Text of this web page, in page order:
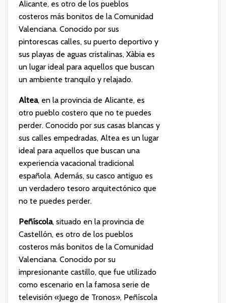
Alicante, es otro de los pueblos
costeros más bonitos de la Comunidad
Valenciana. Conocido por sus
pintorescas calles, su puerto deportivo y
sus playas de aguas cristalinas, Xàbia es
un lugar ideal para aquellos que buscan
un ambiente tranquilo y relajado.
Altea, en la provincia de Alicante, es
otro pueblo costero que no te puedes
perder. Conocido por sus casas blancas y
sus calles empedradas, Altea es un lugar
ideal para aquellos que buscan una
experiencia vacacional tradicional
española. Además, su casco antiguo es
un verdadero tesoro arquitectónico que
no te puedes perder.
Peñíscola, situado en la provincia de
Castellón, es otro de los pueblos
costeros más bonitos de la Comunidad
Valenciana. Conocido por su
impresionante castillo, que fue utilizado
como escenario en la famosa serie de
televisión «Juego de Tronos», Peñíscola